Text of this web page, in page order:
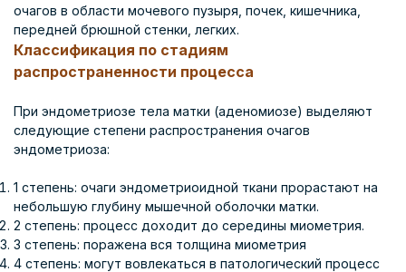
очагов в области мочевого пузыря, почек, кишечника,
передней брюшной стенки, легких.
Классификация по стадиям
распространенности процесса
При эндометриозе тела матки (аденомиозе) выделяют
следующие степени распространения очагов
эндометриоза:
1 степень: очаги эндометриоидной ткани прорастают на
небольшую глубину мышечной оболочки матки.
2 степень: процесс доходит до середины миометрия.
3 степень: поражена вся толщина миометрия
4 степень: могут вовлекаться в патологический процесс